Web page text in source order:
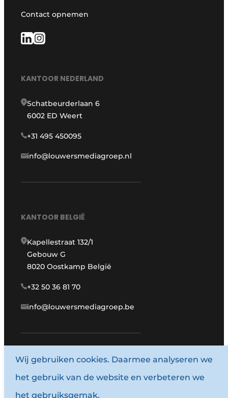
Contact opnemen
KANTOOR NEDERLAND
Schatbeurderlaan 6
6002 ED Weert
+31 495 450095
info@louwersmediagroep.nl
KANTOOR BELGIË
Kapellestraat 132/1
Gebouw G
8020 Oostkamp België
+32 50 36 81 70
info@louwersmediagroep.be
www.louwersmediagroep.com
© 1987 - 2026 Louwersmediagroep.
Algemene voorwaarden
Wij gebruiken cookies. Daarmee analyseren we
het gebruik van de website en verbeteren we
het gebruiksgemak.